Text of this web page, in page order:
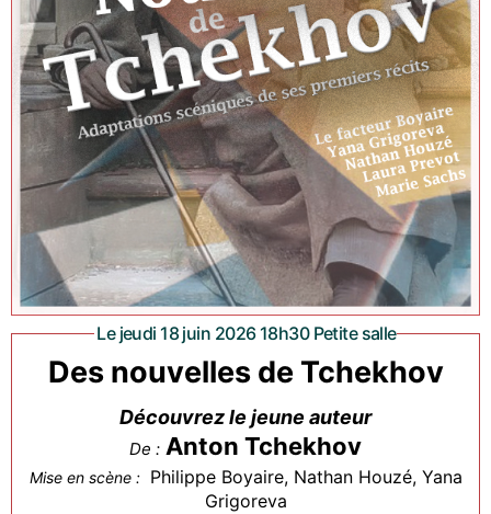
Le jeudi 18 juin 2026 18h30 Petite salle
Des nouvelles de Tchekhov
Découvrez le jeune auteur
De : Anton Tchekhov
Mise en scène : Philippe Boyaire, Nathan Houzé, Yana
Grigoreva